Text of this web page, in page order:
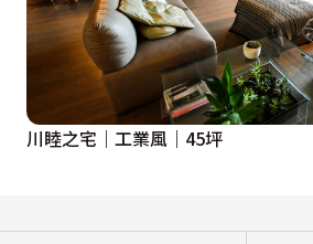
川睦之宅｜工業風｜45坪